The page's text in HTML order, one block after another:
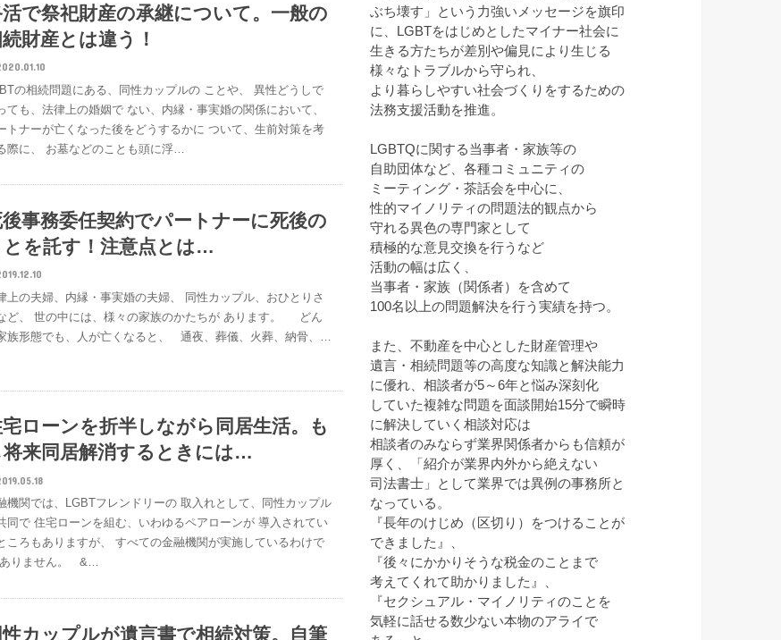
で祭祀財産の承継について。一般の
財産とは違う！
の相続問題にある、同性カップルの ことや、 異性どうしで
ても、法律上の婚姻で ない、内縁・事実婚の関係において、
トナーが亡くなった後をどうするかに ついて、生前対策を考
際に、 お墓などのことも頭に浮…
事務委任契約でパートナーに死後の
とを託す！注意点とは…
上の夫婦、内縁・事実婚の夫婦、 同性カップル、おひとりさ
ど、 世の中には、様々の家族のかたちが あります。 どん
族形態でも、人が亡くなると、 通夜、葬儀、火葬、納骨、…
ローンを折半しながら同居生活。も
将来同居解消するときには…
機関では、LGBTフレンドリーの 取入れとして、同性カップル
同で 住宅ローンを組む、いわゆるペアローンが 導入されてい
ころもありますが、 すべての金融機関が実施しているわけで
りません。 &…
性カップルが遺言書で相続対策。自筆
ぶち壊す」という力強いメッセージを旗印
に、LGBTをはじめとしたマイナー社会に
生きる方たちが差別や偏見により生じる
様々なトラブルから守られ、
より暮らしやすい社会づくりをするための
法務支援活動を推進。
LGBTQに関する当事者・家族等の
自助団体など、各種コミュニティの
ミーティング・茶話会を中心に、
性的マイノリティの問題法的観点から
守れる異色の専門家として
積極的な意見交換を行うなど
活動の幅は広く、
当事者・家族（関係者）を含めて
100名以上の問題解決を行う実績を持つ。
また、不動産を中心とした財産管理や
遺言・相続問題等の高度な知識と解決能力
に優れ、相談者が5～6年と悩み深刻化
していた複雑な問題を面談開始15分で瞬時
に解決していく相談対応は
相談者のみならず業界関係者からも信頼が
厚く、「紹介が業界内外から絶えない
司法書士」として業界では異例の事務所と
なっている。
『長年のけじめ（区切り）をつけることが
できました』、
『後々にかかりそうな税金のことまで
考えてくれて助かりました』、
『セクシュアル・マイノリティのことを
気軽に話せる数少ない本物のアライで